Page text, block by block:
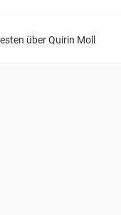
über Quirin Moll